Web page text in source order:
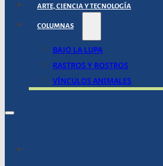
ARTE, CIENCIA Y TECNOLOGÍA
COLUMNAS
BAJO LA LUPA
RASTROS Y ROSTROS
VÍNCULOS ANIMALES